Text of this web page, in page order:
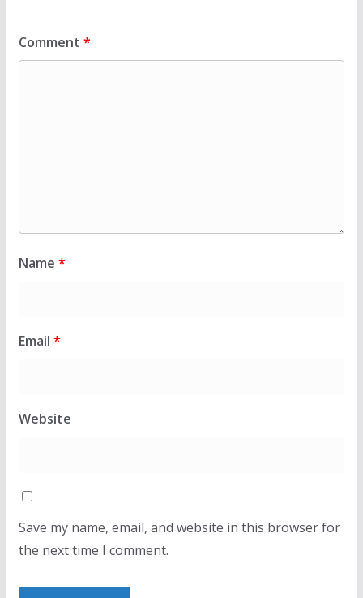
Comment *
Name *
Email *
Website
Save my name, email, and website in this browser for
the next time I comment.